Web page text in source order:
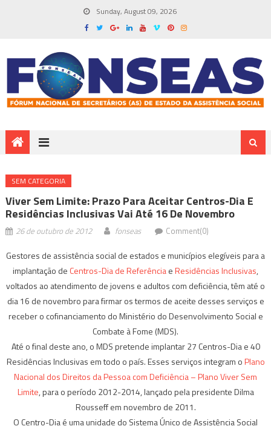
Sunday, August 09, 2026
SEM CATEGORIA
Viver Sem Limite: Prazo Para Aceitar Centros-Dia E
Residências Inclusivas Vai Até 16 De Novembro
26 de outubro de 2012 fonseas Comment(0)
Gestores de assistência social de estados e municípios elegíveis para a
implantação de Centros-Dia de ReferênciaeResidências Inclusivas,
voltados ao atendimento de jovens e adultos com deficiência, têm até o
dia 16 de novembro para firmar os termos de aceite desses serviços e
receber o cofinanciamento do Ministério do Desenvolvimento Social e
Combate à Fome (MDS).
Até o final deste ano, o MDS pretende implantar 27 Centros-Dia e 40
Residências Inclusivas em todo o país. Esses serviços integram oPlano
Nacional dos Direitos da Pessoa com Deficiência – Plano Viver Sem
Limite, para o período 2012-2014, lançado pela presidente Dilma
Rousseff em novembro de 2011.
O Centro-Dia é uma unidade do Sistema Único de Assistência Social